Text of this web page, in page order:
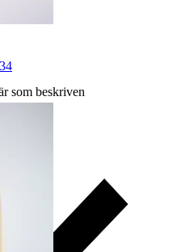
som beskriven